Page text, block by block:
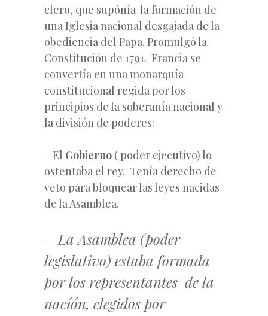
clero, que supónía la formación de
una Iglesia nacional desgajada de la
obediencia del Papa. Promulgó la
Constitución de 1791. Francia se
convertía en una monarquía
constitucional regida por los
principios de la soberanía nacional y
la división de poderes:
– El Gobierno ( poder ejecutivo) lo
ostentaba el rey. Tenía derecho de
veto para bloquear las leyes nacidas
de la Asamblea.
– La Asamblea (poder
legislativo) estaba formada
por los representantes de la
nacíón, elegidos por